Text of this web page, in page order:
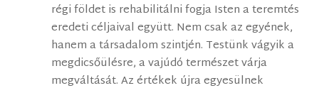
régi földet is rehabilitálni fogja Isten a teremtés
eredeti céljaival együtt. Nem csak az egyének,
hanem a társadalom szintjén. Testünk vágyik a
megdicsőülésre, a vajúdó természet várja
megváltását. Az értékek újra egyesülnek